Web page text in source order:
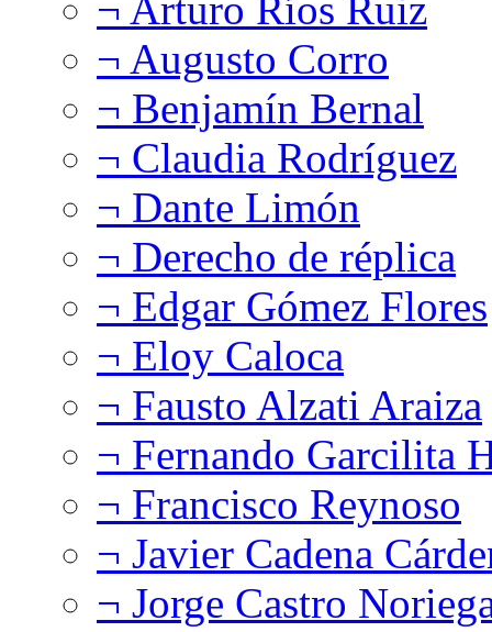
¬ Augusto Corro
¬ Benjamín Bernal
¬ Claudia Rodríguez
¬ Dante Limón
¬ Derecho de réplica
¬ Edgar Gómez Flores
¬ Eloy Caloca
¬ Fausto Alzati Araiza
¬ Fernando Garcilita
¬ Francisco Reynoso
¬ Javier Cadena
¬ Jorge Castro